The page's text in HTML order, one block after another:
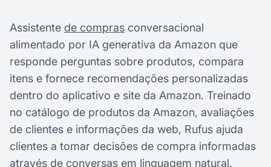
Assistente de compras conversacional
alimentado por IA generativa da Amazon que
responde perguntas sobre produtos, compara
itens e fornece recomendações personalizadas
dentro do aplicativo e site da Amazon. Treinado
no catálogo de produtos da Amazon, avaliações
de clientes e informações da web, Rufus ajuda
clientes a tomar decisões de compra informadas
através de conversas em linguagem natural.